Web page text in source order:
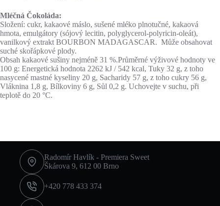
Mléčná Čokoláda:
Složení: cukr, kakaové máslo, sušené mléko plnotučné, kakaová
hmota, emulgátory (sójový lecitin, polyglycerol-polyricin-oleát),
vanilkový extrakt BOURBON MADAGASCAR. Může obsahovat
suché skořápkové plody.
Obsah kakaové sušiny nejméně 31 %.Průměrné výživové hodnoty ve
100 g: Energetická hodnota 2262 kJ / 542 kcal, Tuky 32 g, z toho
nasycené mastné kyseliny 20 g, Sacharidy 57 g, z toho cukry 56 g,
Vláknina 1,8 g, Bílkoviny 6 g, Sůl 0,2 g. Uchovejte v suchu, při
teplotě do 20 °C.
Radomír Havlík - Premiera Sweet
Škárova 9, 612 00 Brno
+420 778 433 374